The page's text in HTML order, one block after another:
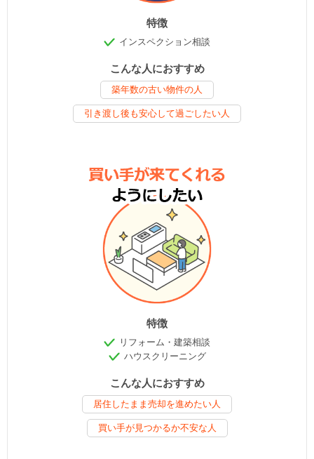
特徴
インスペクション相談
こんな人におすすめ
築年数の古い物件の人
引き渡し後も安心して過ごしたい人
特徴
リフォーム・建築相談
ハウスクリーニング
こんな人におすすめ
居住したまま売却を進めたい人
買い手が見つかるか不安な人